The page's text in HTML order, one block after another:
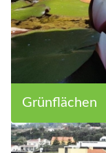
Grünflächen